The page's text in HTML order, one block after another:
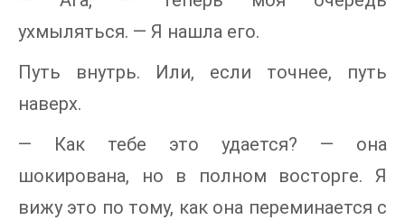
ухмыляться. — Я нашла его.
Путь внутрь. Или, если точнее, путь
наверх.
— Как тебе это удается? — она
шокирована, но в полном восторге. Я
вижу это по тому, как она переминается с